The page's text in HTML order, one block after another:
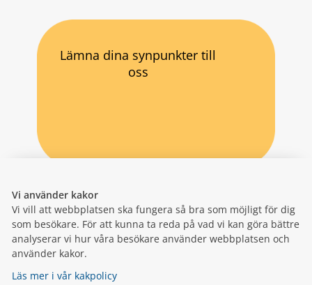
Vi använder kakor
Vi vill att webbplatsen ska fungera så bra som möjligt för dig
som besökare. För att kunna ta reda på vad vi kan göra bättre
analyserar vi hur våra besökare använder webbplatsen och
använder kakor.
Läs mer i vår kakpolicy
Lämna dina synpunkter till
oss